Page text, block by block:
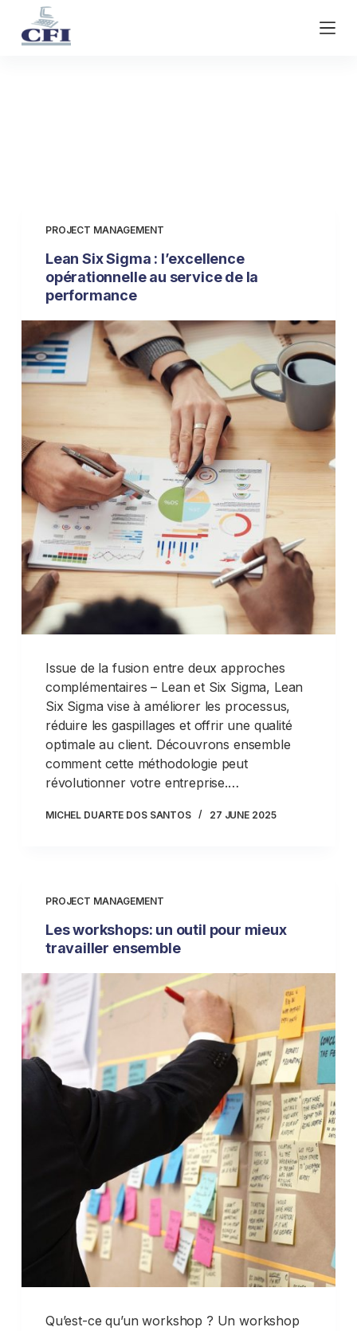
k
PROJECT MANAGEMENT
Lean Six Sigma : l’excellence
opérationnelle au service de la
performance
Issue de la fusion entre deux approches
complémentaires – Lean et Six Sigma, Lean
Six Sigma vise à améliorer les processus,
réduire les gaspillages et offrir une qualité
optimale au client. Découvrons ensemble
comment cette méthodologie peut
révolutionner votre entreprise.…
MICHEL DUARTE DOS SANTOS 27 JUNE 2025
PROJECT MANAGEMENT
Les workshops: un outil pour mieux
travailler ensemble
Qu’est-ce qu’un workshop ? Un workshop